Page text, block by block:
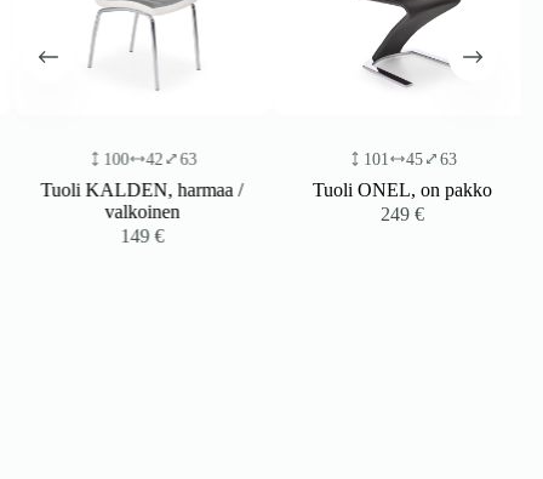
100 42 63
Tuoli KALDEN, harmaa /
valkoinen
149€
101 45 63
Tuoli ONEL, on pakko
249€